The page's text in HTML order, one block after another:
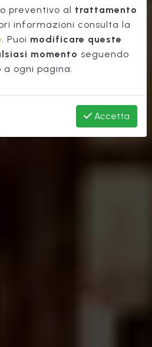
Croce
preventivo al trattamento
informazioni consulta la
. Puoi modificare queste
momento seguendo
ogni pagina.
Accetta